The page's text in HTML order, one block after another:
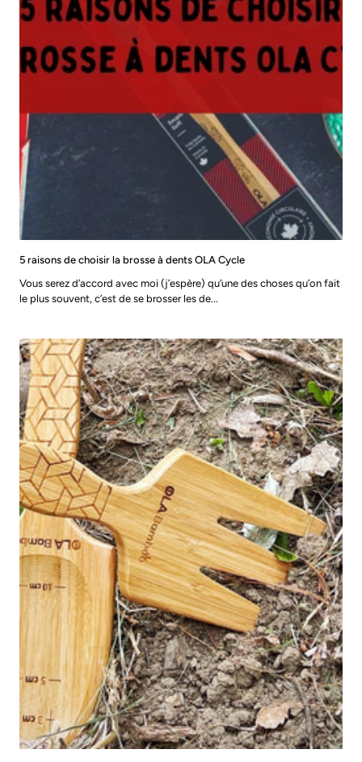
5 raisons de choisir la brosse à dents OLA Cycle
Vous serez d’accord avec moi (j’espère) qu’une des choses qu’on fait
le plus souvent, c’est de se brosser les de...